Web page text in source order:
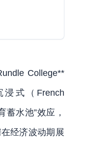
College**
式（French
蓄水池”效应，
经济波动期展